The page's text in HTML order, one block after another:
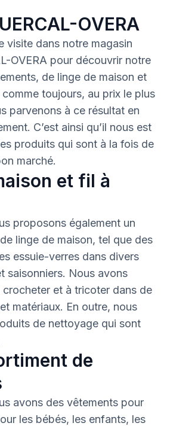
OVERA
visite dans notre magasin
OVERA pour découvrir notre
de linge de maison et
toujours, au prix le plus
parvenons à ce résultat en
C’est ainsi qu’il nous est
produits qui sont à la fois de
marché.
et fil à
proposons également un
linge de maison, tel que des
essuie-verres dans divers
saisonniers. Nous avons
et à tricoter dans de
matériaux. En outre, nous
de nettoyage qui sont
de
avons des vêtements pour
les bébés, les enfants, les